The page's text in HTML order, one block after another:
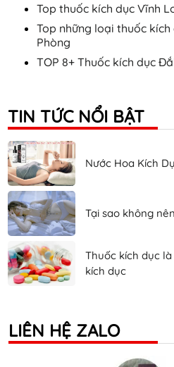
Top thuốc kích dục Vĩnh
Top những loại thuốc
Phòng
TOP 8+ Thuốc kích dục
TIN TỨC NỔI BẬT
Nước Hoa Kích
Tại sao không
Thuốc kích dục
kích dục
LIÊN HỆ ZALO